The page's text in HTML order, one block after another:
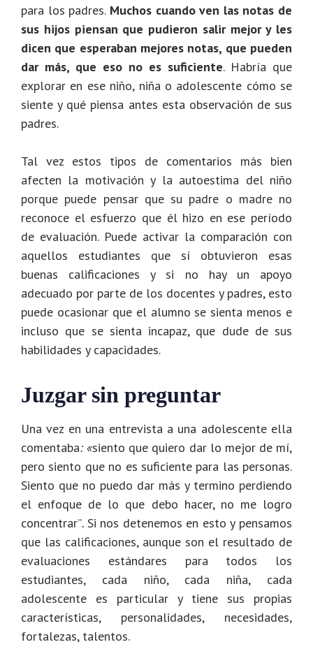
para los padres. Muchos cuando ven las notas de
sus hijos piensan que pudieron salir mejor y les
dicen que esperaban mejores notas, que pueden
dar más, que eso no es suficiente. Habría que
explorar en ese niño, niña o adolescente cómo se
siente y qué piensa antes esta observación de sus
padres.
Tal vez estos tipos de comentarios más bien
afecten la motivación y la autoestima del niño
porque puede pensar que su padre o madre no
reconoce el esfuerzo que él hizo en ese período
de evaluación. Puede activar la comparación con
aquellos estudiantes que sí obtuvieron esas
buenas calificaciones y si no hay un apoyo
adecuado por parte de los docentes y padres, esto
puede ocasionar que el alumno se sienta menos e
incluso que se sienta incapaz, que dude de sus
habilidades y capacidades.
Juzgar sin preguntar
Una vez en una entrevista a una adolescente ella
comentaba: «siento que quiero dar lo mejor de mí,
pero siento que no es suficiente para las personas.
Siento que no puedo dar más y termino perdiendo
el enfoque de lo que debo hacer, no me logro
concentrar”. Si nos detenemos en esto y pensamos
que las calificaciones, aunque son el resultado de
evaluaciones estándares para todos los
estudiantes, cada niño, cada niña, cada
adolescente es particular y tiene sus propias
características, personalidades, necesidades,
fortalezas, talentos.